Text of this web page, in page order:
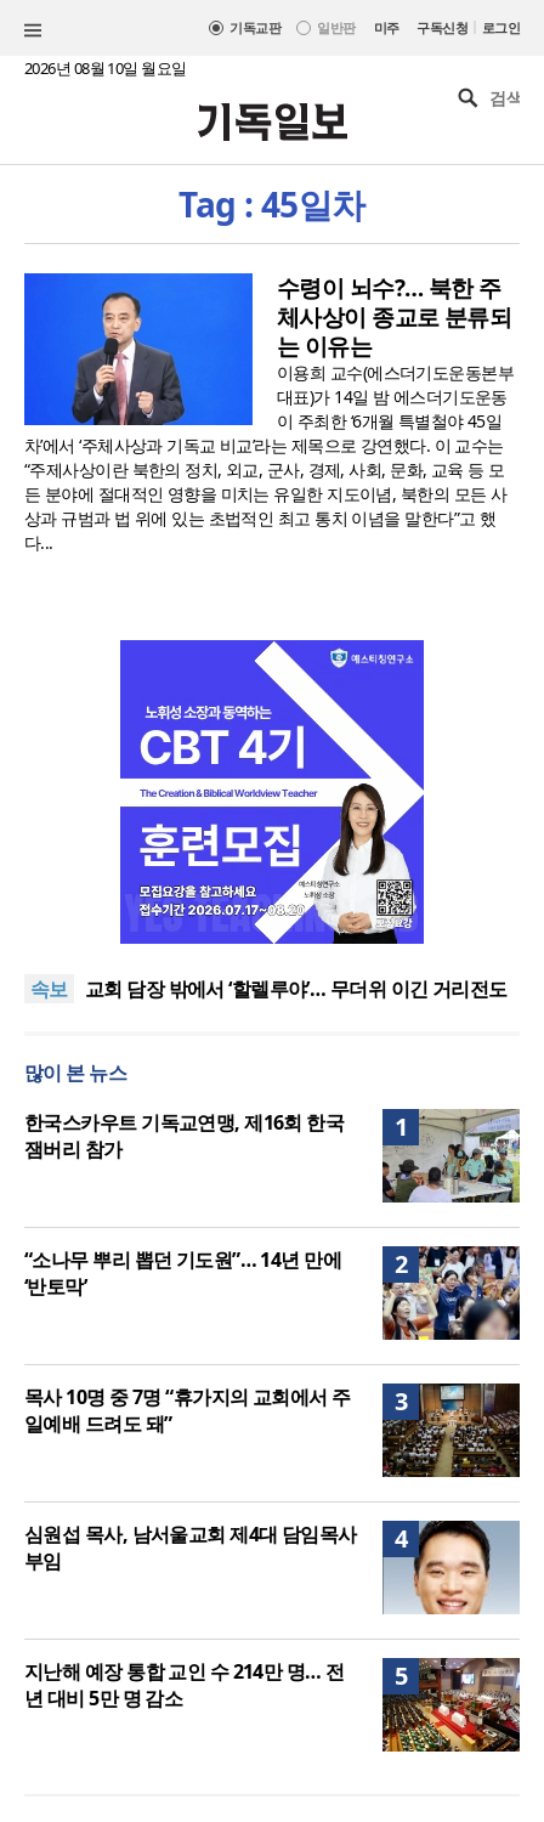
기독교판 일반판 미주 구독신청 | 로그인
2026년 08월 10일 월요일
Tag : 45일차
수령이 뇌수?… 북한 주
체사상이 종교로 분류되
는 이유는
이용희 교수(에스더기도운동본부
대표)가 14일 밤 에스더기도운동
이 주최한 ‘6개월 특별철야 45일
차’에서 ‘주체사상과 기독교 비교’라는 제목으로 강연했다. 이 교수는
“주제사상이란 북한의 정치, 외교, 군사, 경제, 사회, 문화, 교육 등 모
든 분야에 절대적인 영향을 미치는 유일한 지도이념, 북한의 모든 사
상과 규범과 법 위에 있는 초법적인 최고 통치 이념을 말한다”고 했
다...
속보
[오늘의 말씀] 죄의 종에서 의의 종으로
교회 담장 밖에서 ‘할렐루야’… 무더위 이긴 거리전도
교할 것인가?
[오늘의 말씀] 죄의 종에서 의의 종으로
할렐루야대회 둘째 날 집회 “상황 뛰어넘는 믿음”
많이 본 뉴스
1
한국스카우트 기독교연맹, 제16회 한국
잼버리 참가
2
“소나무 뿌리 뽑던 기도원”… 14년 만에
‘반토막’
3
목사 10명 중 7명 “휴가지의 교회에서 주
일예배 드려도 돼”
4
심원섭 목사, 남서울교회 제4대 담임목사
부임
5
지난해 예장 통합 교인 수 214만 명… 전
년 대비 5만 명 감소